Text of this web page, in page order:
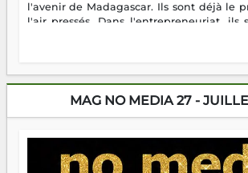
l'avenir de Madagascar. Ils sont déjà le
l'air pressés. Dans l'entrepreneuriat, ils
plus nombreux à se lancer, à créer, à
sans filet, souvent sans aide, mais
dorment vraiment la nuit. En culture,
encore meilleures. Aina Rasamoelina
Prix RFI Instrumental Afrique. Miangaly
jeunes qui tiennent la torche. Alors
s'arrêter là, applaudir et rentrer chez soi
serait passer à côté d'une chose
MAG NO MEDIA 27 -